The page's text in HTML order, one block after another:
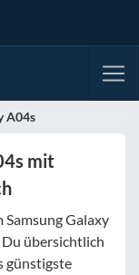
A04s
mit
Galaxy
übersichtlich
günstigste